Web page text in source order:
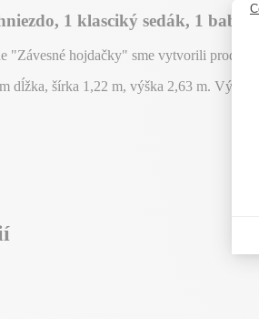
1 klasciký sedák, 1 baby
"Závesné hojdačky" sme vytvorili
dĺžka, šírka 1,22 m, výška 2,63 m.